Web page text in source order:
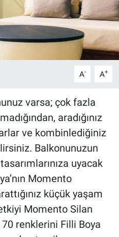
A- A+
varsa; çok fazla
aradığınız
ve kombinlediğiniz
Balkonunuzun
uyacak
Momento
küçük yaşam
Momento Silan
renklerini Filli Boya